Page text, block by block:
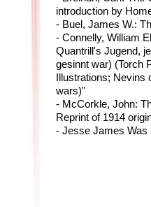
introduction by
- Buel, James W.:
- Connelly, William
Quantrill's Jugend,
gesinnt war) (Torch
Illustrations;
wars)"
- McCorkle, John:
Reprint of 1914
- Jesse James Was